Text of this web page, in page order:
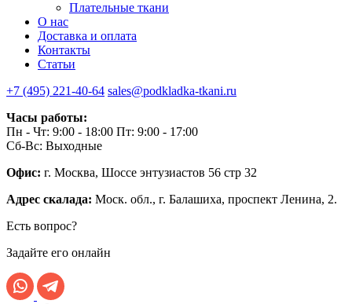
Плательные ткани
О нас
Доставка и оплата
Контакты
Статьи
+7 (495) 221-40-64 sales@podkladka-tkani.ru
Часы работы:
Пн - Чт: 9:00 - 18:00 Пт: 9:00 - 17:00
Сб-Вс: Выходные
Офис: г. Москва, Шоссе энтузиастов 56 стр 32
Адрес скалада: Моск. обл., г. Балашиха, проспект Ленина, 2.
Есть вопрос?
Задайте его онлайн